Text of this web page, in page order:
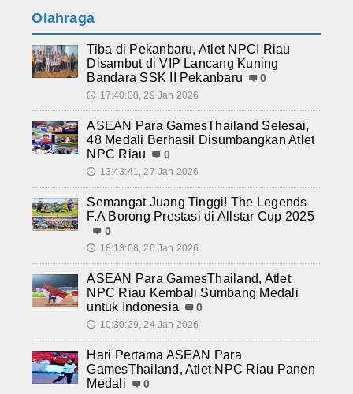
Olahraga
Tiba di Pekanbaru, Atlet NPCI Riau
Disambut di VIP Lancang Kuning
Bandara SSK II Pekanbaru
0
🕔 17:40:08, 29 Jan 2026
ASEAN Para GamesThailand Selesai,
48 Medali Berhasil Disumbangkan Atlet
NPC Riau
0
🕔 13:43:41, 27 Jan 2026
Semangat Juang Tinggi! The Legends
F.A Borong Prestasi di Allstar Cup 2025
0
🕔 18:13:08, 26 Jan 2026
ASEAN Para GamesThailand, Atlet
NPC Riau Kembali Sumbang Medali
untuk Indonesia
0
🕔 10:30:29, 24 Jan 2026
Hari Pertama ASEAN Para
GamesThailand, Atlet NPC Riau Panen
Medali
0